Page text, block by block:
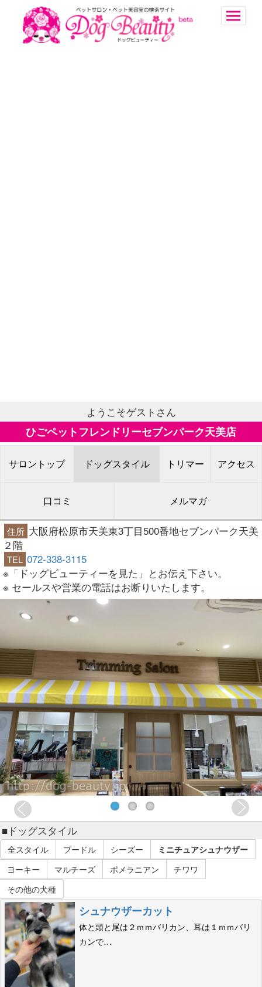
ようこそゲストさん
ひごペットフレンドリーセブンパーク天美店
サロントップ ドッグスタイル トリマー アクセス
口コミ メルマガ
住所 大阪府松原市天美東3丁目500番地セブンパーク天美
２階
TEL 072-338-3115
※「ドッグビューティーを見た」とお伝え下さい。
※ セールスや営業の電話はお断りいたします。
■ドッグスタイル
全スタイル プードル シーズー
ミニチュアシュナウザー
ヨーキー
マルチーズ ポメラニアン
チワワ
その他の犬種
シュナウザーカット
体と頭と尾は２ｍｍバリカン、耳は１ｍｍバリ
カンで…